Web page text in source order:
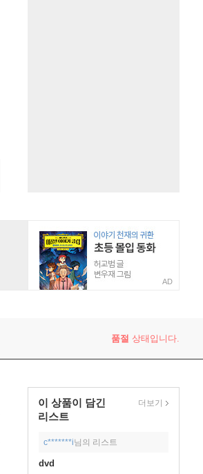
AD
품절 상태입니다.
이 상품이 담긴
리스트
더보기
c*******i님의 리스트
dvd